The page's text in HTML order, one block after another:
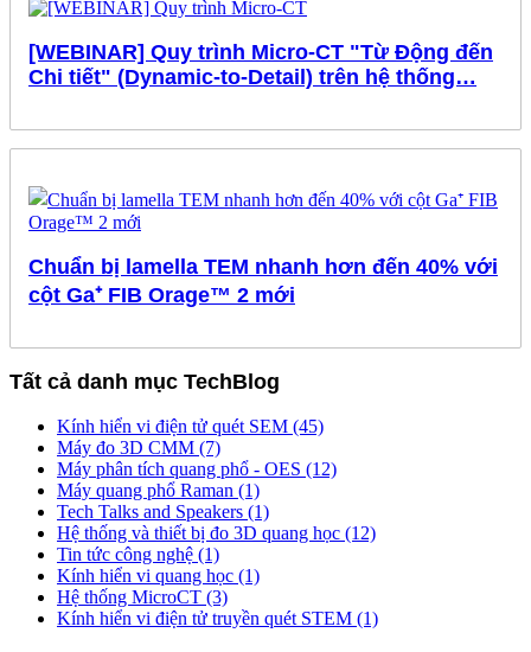
[WEBINAR] Quy trình Micro-CT "Từ Động đến
Chi tiết" (Dynamic-to-Detail) trên hệ thống…
Chuẩn bị lamella TEM nhanh hơn đến 40% với
cột Ga⁺ FIB Orage™ 2 mới
Tất cả danh mục TechBlog
Kính hiển vi điện tử quét SEM (45)
Máy đo 3D CMM (7)
Máy phân tích quang phổ - OES (12)
Máy quang phổ Raman (1)
Tech Talks and Speakers (1)
Hệ thống và thiết bị đo 3D quang học (12)
Tin tức công nghệ (1)
Kính hiển vi quang học (1)
Hệ thống MicroCT (3)
Kính hiển vi điện tử truyền quét STEM (1)